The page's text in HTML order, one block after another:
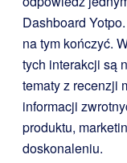
Dashboard
na tym kończyć.
tych interakcji są
tematy z recenzji
informacji
produktu,
doskonaleniu.